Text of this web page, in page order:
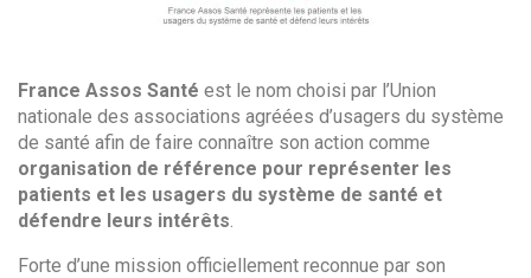
France Assos Santé est le nom choisi par l’Union
nationale des associations agréées d’usagers du système
de santé afin de faire connaître son action comme
organisation de référence pour représenter les
patients et les usagers du système de santé et
défendre leurs intérêts
Forte d’une mission officiellement reconnue par son